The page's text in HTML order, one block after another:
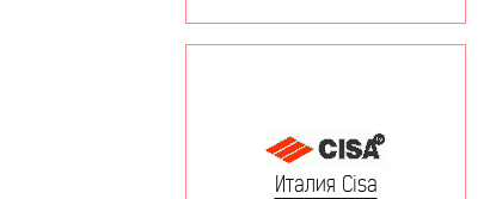
Италия Cisa